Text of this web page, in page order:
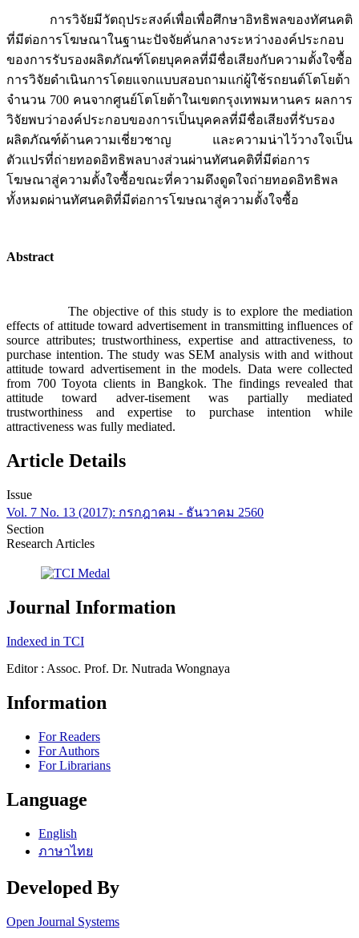
การวิจัยมีวัตถุประสงค์เพื่อเพื่อศึกษาอิทธิพลของทัศนคติ
ที่มีต่อการโฆษณาในฐานะปัจจัยคั่นกลางระหว่างองค์ประกอบ
ของการรับรองผลิตภัณฑ์โดยบุคคลที่มีชื่อเสียงกับความตั้งใจซื้อ
การวิจัยดำเนินการโดยแจกแบบสอบถามแก่ผู้ใช้รถยนต์โตโยต้า
จำนวน 700 คนจากศูนย์โตโยต้าในเขตกรุงเทพมหานคร ผลการ
วิจัยพบว่าองค์ประกอบของการเป็นบุคคลที่มีชื่อเสียงที่รับรอง
ผลิตภัณฑ์ด้านความเชี่ยวชาญ และความน่าไว้วางใจเป็น
ตัวแปรที่ถ่ายทอดอิทธิพลบางส่วนผ่านทัศนคติที่มีต่อการ
โฆษณาสู่ความตั้งใจซื้อขณะที่ความดึงดูดใจถ่ายทอดอิทธิพล
ทั้งหมดผ่านทัศนคติที่มีต่อการโฆษณาสู่ความตั้งใจซื้อ
Abstract
The objective of this study is to explore the mediation
effects of attitude toward advertisement in transmitting influences of
source attributes; trustworthiness, expertise and attractiveness, to
purchase intention. The study was SEM analysis with and without
attitude toward advertisement in the models. Data were collected
from 700 Toyota clients in Bangkok. The findings revealed that
attitude toward adver-tisement was partially mediated
trustworthiness and expertise to purchase intention while
attractiveness was fully mediated.
Article Details
Issue
Vol. 7 No. 13 (2017): กรกฎาคม - ธันวาคม 2560
Section
Research Articles
Journal Information
Indexed in TCI
Editor : Assoc. Prof. Dr. Nutrada Wongnaya
Information
For Readers
For Authors
For Librarians
Language
English
ภาษาไทย
Developed By
Open Journal Systems